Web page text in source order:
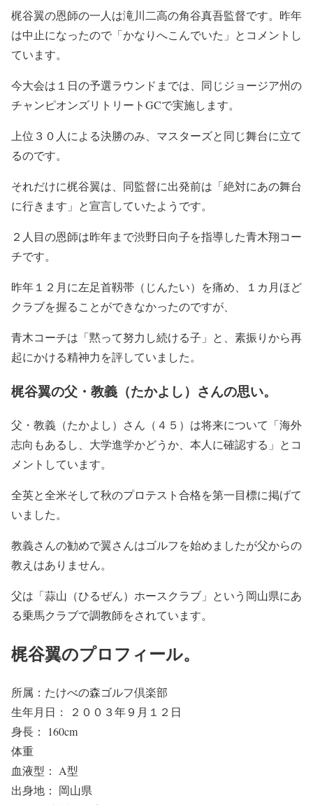
梶谷翼の恩師の一人は滝川二高の角谷真吾監督です。昨年
は中止になったので「かなりへこんでいた」とコメントし
ています。
今大会は１日の予選ラウンドまでは、同じジョージア州の
チャンピオンズリトリートGCで実施します。
上位３０人による決勝のみ、マスターズと同じ舞台に立て
るのです。
それだけに梶谷翼は、同監督に出発前は「絶対にあの舞台
に行きます」と宣言していたようです。
２人目の恩師は昨年まで渋野日向子を指導した青木翔コー
チです。
昨年１２月に左足首靱帯（じんたい）を痛め、１カ月ほど
クラブを握ることができなかったのですが、
青木コーチは「黙って努力し続ける子」と、素振りから再
起にかける精神力を評していました。
梶谷翼の父・教義（たかよし）さんの思い。
父・教義（たかよし）さん（４５）は将来について「海外
志向もあるし、大学進学かどうか、本人に確認する」とコ
メントしています。
全英と全米そして秋のプロテスト合格を第一目標に掲げて
いました。
教義さんの勧めで翼さんはゴルフを始めましたが父からの
教えはありません。
父は「蒜山（ひるぜん）ホースクラブ」という岡山県にあ
る乗馬クラブで調教師をされています。
梶谷翼のプロフィール。
所属：たけべの森ゴルフ倶楽部
生年月日： ２００３年９月１２日
身長： 160cm
体重
血液型： A型
出身地： 岡山県